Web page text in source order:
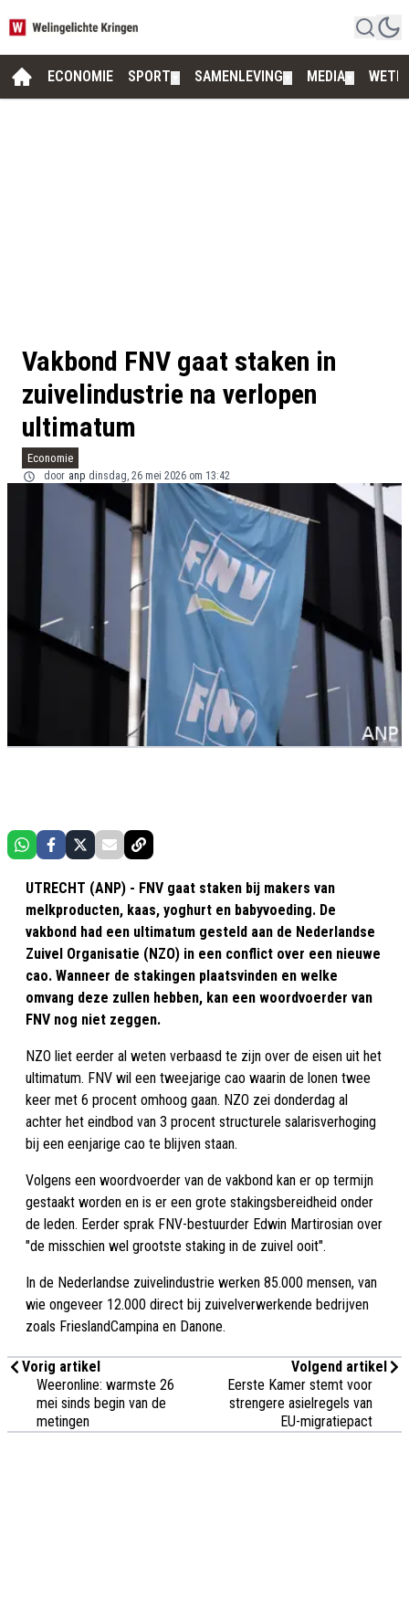
ECONOMIE SPORT SAMENLEVING MEDIA
Vakbond FNV gaat staken in
zuivelindustrie na verlopen
ultimatum
Economie
door anp dinsdag, 26 mei 2026 om 13:42
UTRECHT (ANP) - FNV gaat staken bij makers van
melkproducten, kaas, yoghurt en babyvoeding. De
vakbond had een ultimatum gesteld aan de Nederlandse
Zuivel Organisatie (NZO) in een conflict over een nieuwe
cao. Wanneer de stakingen plaatsvinden en welke
omvang deze zullen hebben, kan een woordvoerder van
FNV nog niet zeggen.
NZO liet eerder al weten verbaasd te zijn over de eisen uit het
ultimatum. FNV wil een tweejarige cao waarin de lonen twee
keer met 6 procent omhoog gaan. NZO zei donderdag al
achter het eindbod van 3 procent structurele salarisverhoging
bij een eenjarige cao te blijven staan.
Volgens een woordvoerder van de vakbond kan er op termijn
gestaakt worden en is er een grote stakingsbereidheid onder
de leden. Eerder sprak FNV-bestuurder Edwin Martirosian over
"de misschien wel grootste staking in de zuivel ooit".
In de Nederlandse zuivelindustrie werken 85.000 mensen, van
wie ongeveer 12.000 direct bij zuivelverwerkende bedrijven
zoals FrieslandCampina en Danone.
Vorig artikel
Weeronline: warmste 26
mei sinds begin van de
metingen
Volgend artikel
Eerste Kamer stemt voor
strengere asielregels van
EU-migratiepact